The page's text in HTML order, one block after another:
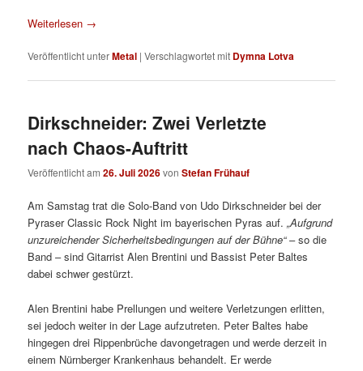
Weiterlesen →
Veröffentlicht unterMetal |Verschlagwortet mit Dymna Lotva
Dirkschneider: Zwei Verletzte
nach Chaos-Auftritt
Veröffentlicht am26. Juli 2026vonStefan Frühauf
Am Samstag trat die Solo-Band von Udo Dirkschneider bei der
Pyraser Classic Rock Night im bayerischen Pyras auf.„Aufgrund
unzureichender Sicherheitsbedingungen auf der Bühne“– so die
Band – sind Gitarrist Alen Brentini und Bassist Peter Baltes
dabei schwer gestürzt.
Alen Brentini habe Prellungen und weitere Verletzungen erlitten,
sei jedoch weiter in der Lage aufzutreten. Peter Baltes habe
hingegen drei Rippenbrüche davongetragen und werde derzeit in
einem Nürnberger Krankenhaus behandelt. Er werde